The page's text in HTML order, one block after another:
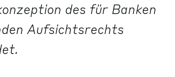
des für Banken
Aufsichtsrechts